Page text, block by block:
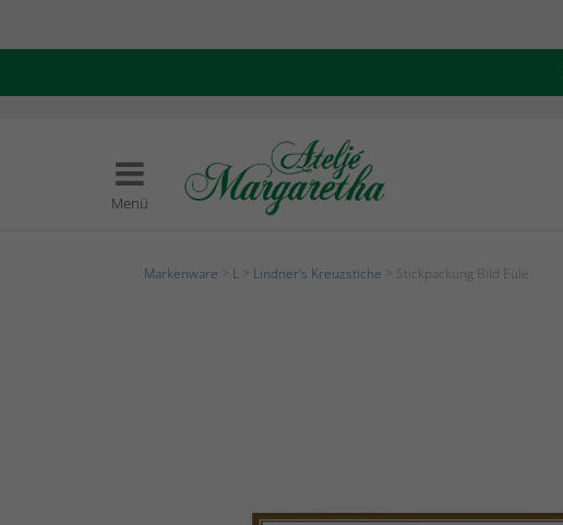
Menü
Markenware L Lindner's Kreuzstiche > Stickpackung Bild Eule